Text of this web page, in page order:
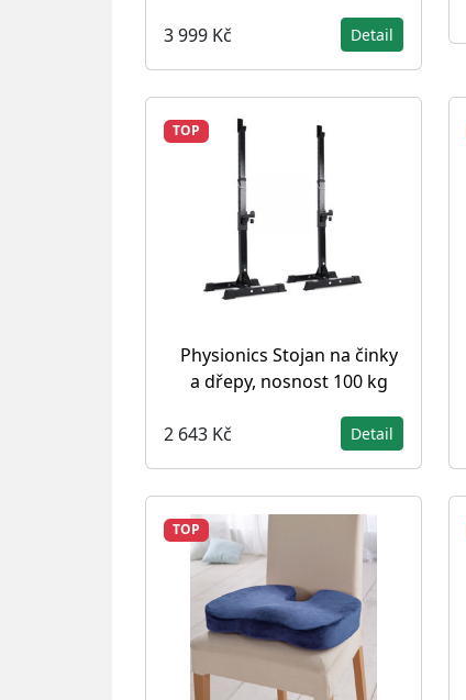
3 999 Kč Detail
TOP
Physionics Stojan na činky
a dřepy, nosnost 100 kg
2 643 Kč Detail
TOP